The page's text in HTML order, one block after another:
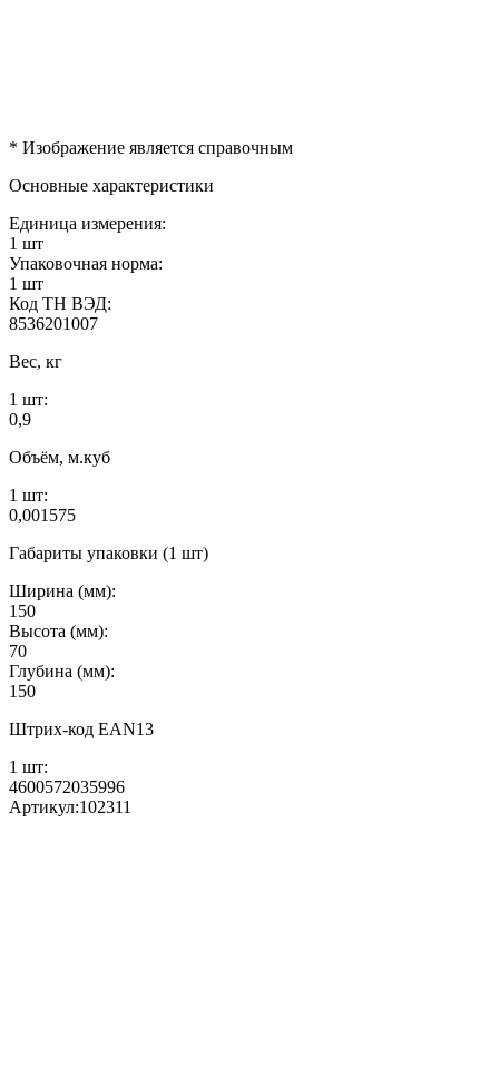
* Изображение является справочным
Основные характеристики
Единица измерения:
1 шт
Упаковочная норма:
1 шт
Код ТН ВЭД:
8536201007
Вес, кг
1 шт:
0,9
Объём, м.куб
1 шт:
0,001575
Габариты упаковки (1 шт)
Ширина (мм):
150
Высота (мм):
70
Глубина (мм):
150
Штрих-код EAN13
1 шт:
4600572035996
Артикул:102311